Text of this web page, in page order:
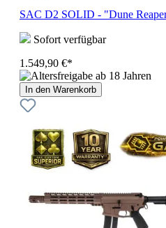
SAC D2 SOLID - "Dune
Sofort verfügbar
1.549,90 €*
In den Warenkorb